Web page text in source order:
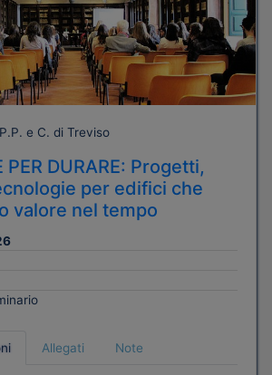
e C. di Treviso
PER DURARE: Progetti,
per edifici che
valore nel tempo
Allegati
Note